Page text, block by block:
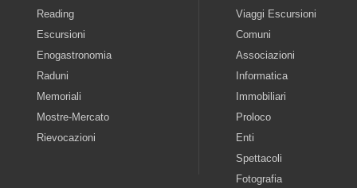
Reading
Escursioni
Enogastronomia
Raduni
Memoriali
Mostre-Mercato
Rievocazioni
Viaggi Escursioni
Comuni
Associazioni
Informatica
Immobiliari
Proloco
Enti
Spettacoli
Fotografia